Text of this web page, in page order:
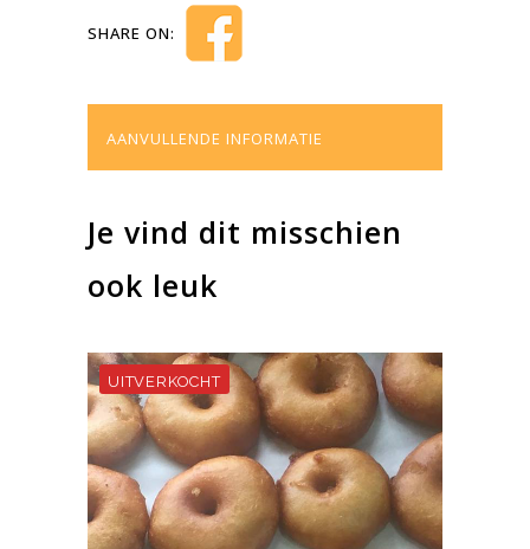
SHARE ON:
AANVULLENDE INFORMATIE
Je vind dit misschien
ook leuk